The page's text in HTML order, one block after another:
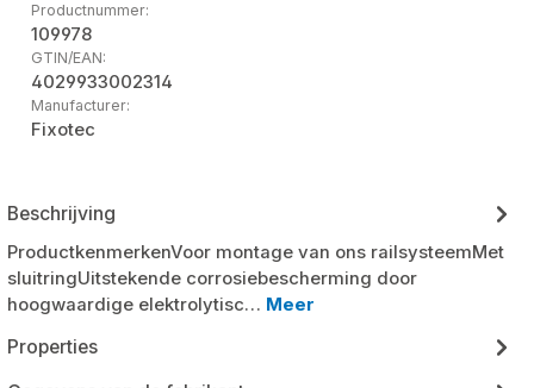
Productnummer:
109978
GTIN/EAN:
4029933002314
Manufacturer:
Fixotec
Beschrijving
ProductkenmerkenVoor montage van ons railsysteemMet
sluitringUitstekende corrosiebescherming door
hoogwaardige elektrolytisc… Meer
Properties